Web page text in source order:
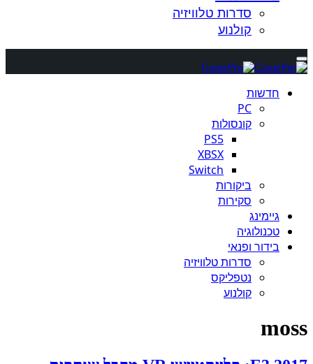
סדרות טלוויזיה
קולנוע
חדשות
PC
קונסולות
PS5
XBSX
Switch
ביקורות
סקירות
גיימינג
טכנולוגיה
בידור ופנאי
סדרות טלוויזיה
נטפליקס
קולנוע
moss